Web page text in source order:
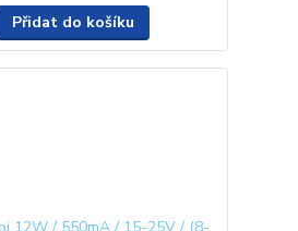
Přidat do košíku